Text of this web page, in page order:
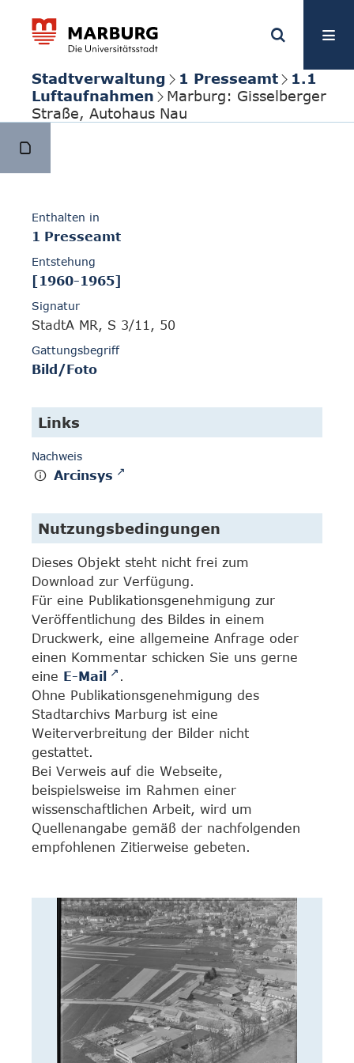
Stadtverwaltung 1 Presseamt
1.1
Luftaufnahmen
Marburg: Gisselberger
Straße, Autohaus Nau
Enthalten in
1 Presseamt
Entstehung
[1960-1965]
Signatur
StadtA MR, S 3/11, 50
Gattungsbegriff
Bild/Foto
Links
Nachweis
Arcinsys
Nutzungsbedingungen
Dieses Objekt steht nicht frei zum
Download zur Verfügung.
Für eine Publikationsgenehmigung zur
Veröffentlichung des Bildes in einem
Druckwerk, eine allgemeine Anfrage oder
einen Kommentar schicken Sie uns gerne
eine E-Mail
.
Ohne Publikationsgenehmigung des
Stadtarchivs Marburg ist eine
Weiterverbreitung der Bilder nicht
gestattet.
Bei Verweis auf die Webseite,
beispielsweise im Rahmen einer
wissenschaftlichen Arbeit, wird um
Quellenangabe gemäß der nachfolgenden
empfohlenen Zitierweise gebeten.